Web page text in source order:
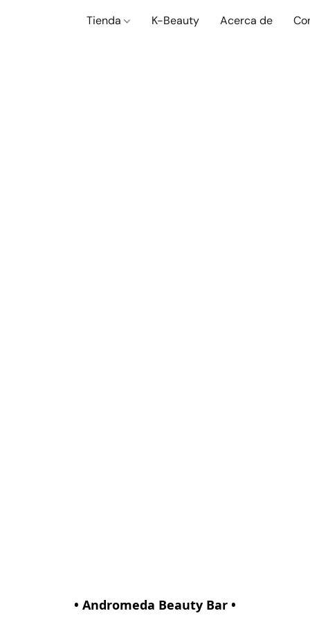
Tienda K-Beauty Acerca de
• Andromeda Beauty Bar •